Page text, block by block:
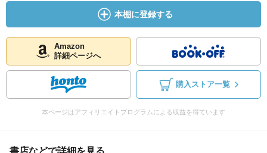
本棚に登録する
Amazon
詳細ページへ
購入ストア一覧
本ページはアフィリエイトプログラムによる収益を得ています
書店などで詳細を見る